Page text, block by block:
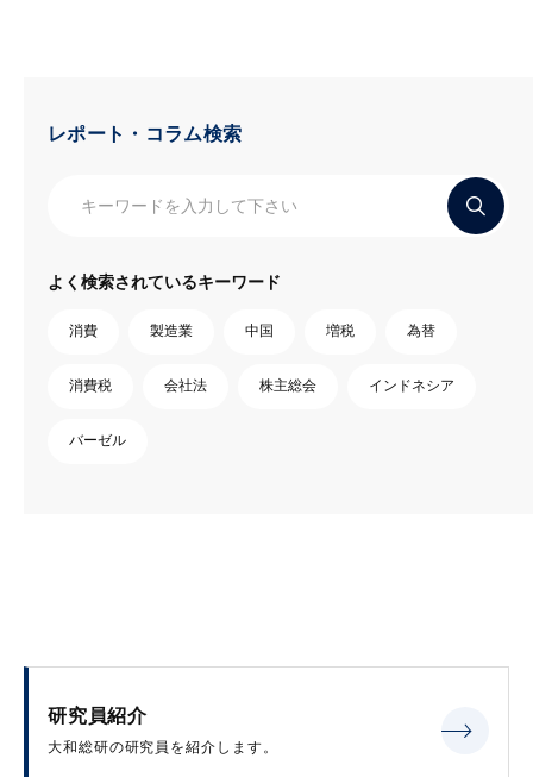
レポート・コラム検索
よく検索されているキーワード
消費 製造業 中国 増税 為替
消費税 会社法 株主総会 インドネシア
バーゼル
研究員紹介
大和総研の研究員を紹介します。